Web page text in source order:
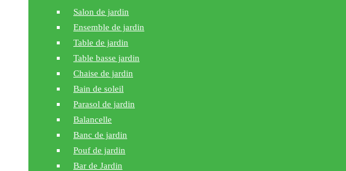
Salon de jardin
Ensemble de jardin
Table de jardin
Table basse jardin
Chaise de jardin
Bain de soleil
Parasol de jardin
Balancelle
Banc de jardin
Pouf de jardin
Bar de Jardin